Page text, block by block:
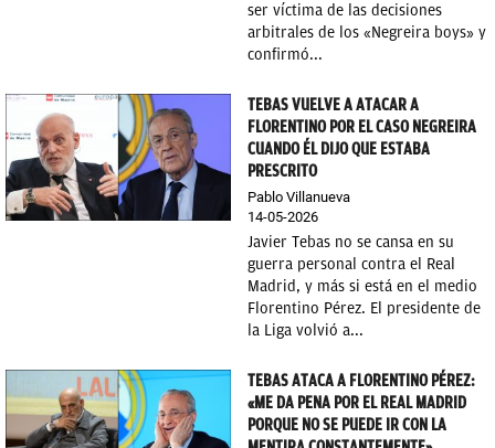
ser víctima de las decisiones
arbitrales de los «Negreira boys» y
confirmó...
TEBAS VUELVE A ATACAR A
FLORENTINO POR EL CASO NEGREIRA
CUANDO ÉL DIJO QUE ESTABA
PRESCRITO
Pablo Villanueva
14-05-2026
Javier Tebas no se cansa en su
guerra personal contra el Real
Madrid, y más si está en el medio
Florentino Pérez. El presidente de
la Liga volvió a...
TEBAS ATACA A FLORENTINO PÉREZ:
«ME DA PENA POR EL REAL MADRID
PORQUE NO SE PUEDE IR CON LA